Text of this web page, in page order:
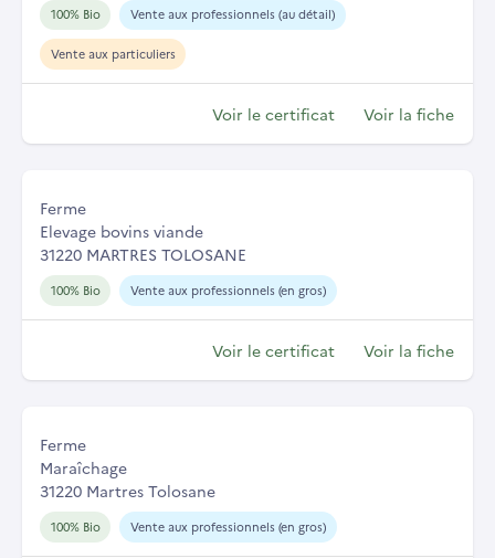
100% Bio Vente aux professionnels (au détail)
Vente aux particuliers
Voir le certificat Voir la fiche
Ferme
Elevage bovins viande
31220 MARTRES TOLOSANE
100% Bio Vente aux professionnels (en gros)
Voir le certificat Voir la fiche
Ferme
Maraîchage
31220 Martres Tolosane
100% Bio Vente aux professionnels (en gros)